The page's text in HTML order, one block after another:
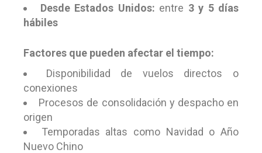
Desde Estados Unidos: entre 3 y 5 días
hábiles
Factores que pueden afectar el tiempo:
Disponibilidad de vuelos directos o
conexiones
Procesos de consolidación y despacho en
origen
Temporadas altas como Navidad o Año
Nuevo Chino